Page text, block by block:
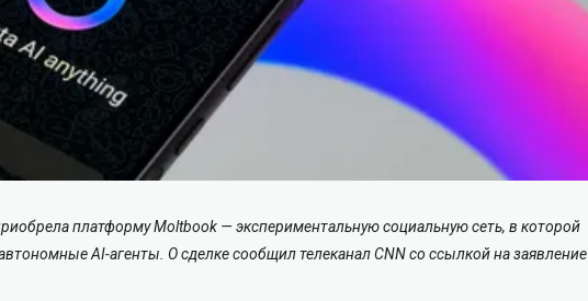
платформуMoltbook — экспериментальную социальную сеть, в которой
AI-агенты. О сделке сообщил телеканалCNNсо ссылкой на заявление